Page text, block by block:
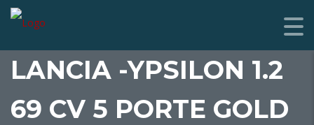
LANCIA -YPSILON 1.2
69 CV 5 PORTE GOLD